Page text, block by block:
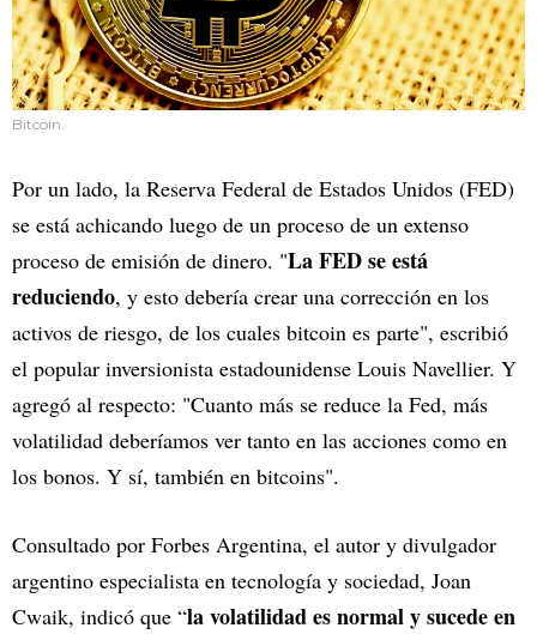
Bitcoin.
Por un lado, la Reserva Federal de Estados Unidos (FED)
se está achicando luego de un proceso de un extenso
proceso de emisión de dinero. "La FED se está
reduciendo, y esto debería crear una corrección en los
activos de riesgo, de los cuales bitcoin es parte", escribió
el popular inversionista estadounidense Louis Navellier. Y
agregó al respecto: "Cuanto más se reduce la Fed, más
volatilidad deberíamos ver tanto en las acciones como en
los bonos. Y sí, también en bitcoins".
Consultado por Forbes Argentina, el autor y divulgador
argentino especialista en tecnología y sociedad, Joan
Cwaik, indicó que “la volatilidad es normal y sucede en